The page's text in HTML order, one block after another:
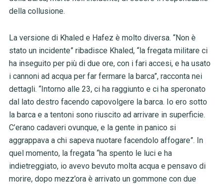
della collusione.
La versione di Khaled e Hafez è molto diversa. “Non è
stato un incidente” ribadisce Khaled, “la fregata militare ci
ha inseguito per più di due ore, con i fari accesi, e ha usato
i cannoni ad acqua per far fermare la barca”, racconta nei
dettagli. “Intorno alle 23, ci ha raggiunto e ci ha speronato
dal lato destro facendo capovolgere la barca. Io ero sotto
la barca e a tentoni sono riuscito ad arrivare in superficie.
C’erano cadaveri ovunque, e la gente in panico si
aggrappava a chi sapeva nuotare facendolo affogare”. In
quel momento, la fregata “ha spento le luci e ha
indietreggiato, io avevo bevuto molta acqua e pensavo di
morire, dopo mezz’ora è arrivato un gommone con due